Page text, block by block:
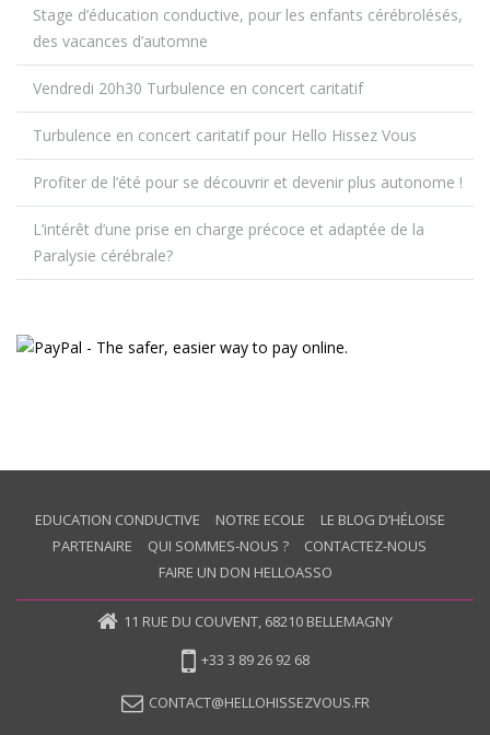
Stage d’éducation conductive, pour les enfants cérébrolésés,
des vacances d’automne
Vendredi 20h30 Turbulence en concert caritatif
Turbulence en concert caritatif pour Hello Hissez Vous
Profiter de l’été pour se découvrir et devenir plus autonome !
L’intérêt d’une prise en charge précoce et adaptée de la
Paralysie cérébrale?
EDUCATION CONDUCTIVE NOTRE ECOLE
LE BLOG D’HÉLOISE
PARTENAIRE
QUI SOMMES-NOUS ?
CONTACTEZ-NOUS
FAIRE UN DON HELLOASSO
11 RUE DU COUVENT, 68210 BELLEMAGNY
+33 3 89 26 92 68
CONTACT@HELLOHISSEZVOUS.FR